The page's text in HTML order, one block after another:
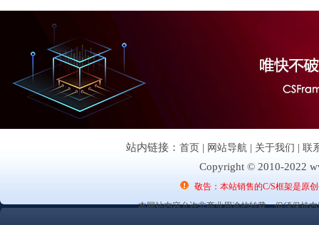
站内链接： 首页 | 网站导航 | 关于我们 | 联
Copyright © 2010-2022
敬告：本站销售的C/S框架是原
本网站内容允许非商业用途的转载，但须保持